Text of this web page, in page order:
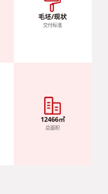
毛坯/现状
交付标准
12466㎡
总面积